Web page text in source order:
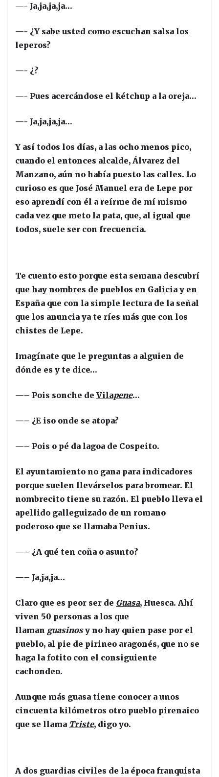
—- Ja,ja,ja,ja…
—- ¿Y sabe usted como escuchan salsa los
leperos?
—- ¿?
—- Pues acercándose el kétchup a la oreja…
—- Ja,ja,ja,ja…
Y así todos los días, a las ocho menos pico,
cuando el entonces alcalde, Álvarez del
Manzano, aún no había puesto las calles. Lo
curioso es que José Manuel era de Lepe por
eso aprendí con él a reírme de mí mismo
cada vez que meto la pata, que, al igual que
todos, suele ser con frecuencia.
Te cuento esto porque esta semana descubrí
que hay nombres de pueblos en Galicia y en
España que con la simple lectura de la señal
que los anuncia ya te ríes más que con los
chistes de Lepe.
Imagínate que le preguntas a alguien de
dónde es y te dice…
—– Pois sonche de Vilapene…
—– ¿E iso onde se atopa?
—– Pois o pé da lagoa de Cospeito.
El ayuntamiento no gana para indicadores
porque suelen llevárselos para bromear. El
nombrecito tiene su razón. El pueblo lleva el
apellido galleguizado de un romano
poderoso que se llamaba Penius.
—– ¿A qué ten coña o asunto?
—– Ja,ja,ja…
Claro que es peor ser de Guasa, Huesca. Ahí
viven 50 personas a los que
llaman guasinosy no hay quien pase por el
pueblo, al pie de pirineo aragonés, que no se
haga la fotito con el consiguiente
cachondeo.
Aunque más guasa tiene conocer a unos
cincuenta kilómetros otro pueblo pirenaico
que se llama Triste, digo yo.
A dos guardias civiles de la época franquista